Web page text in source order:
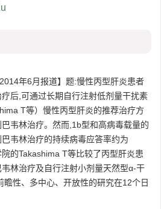
年6月报道】题:慢性丙型肝炎患者
后,可通过长期自行注射低剂量干扰素
T等）慢性丙型肝炎的推荐治疗方
韦林治疗。然而,1b型和高病毒载量的
韦林治疗的持续病毒应答率约为
的Takashima T等比较了丙型肝炎患
林治疗及自行注射小剂量天然型α-干
性、多中心、开放性的研究在12个日